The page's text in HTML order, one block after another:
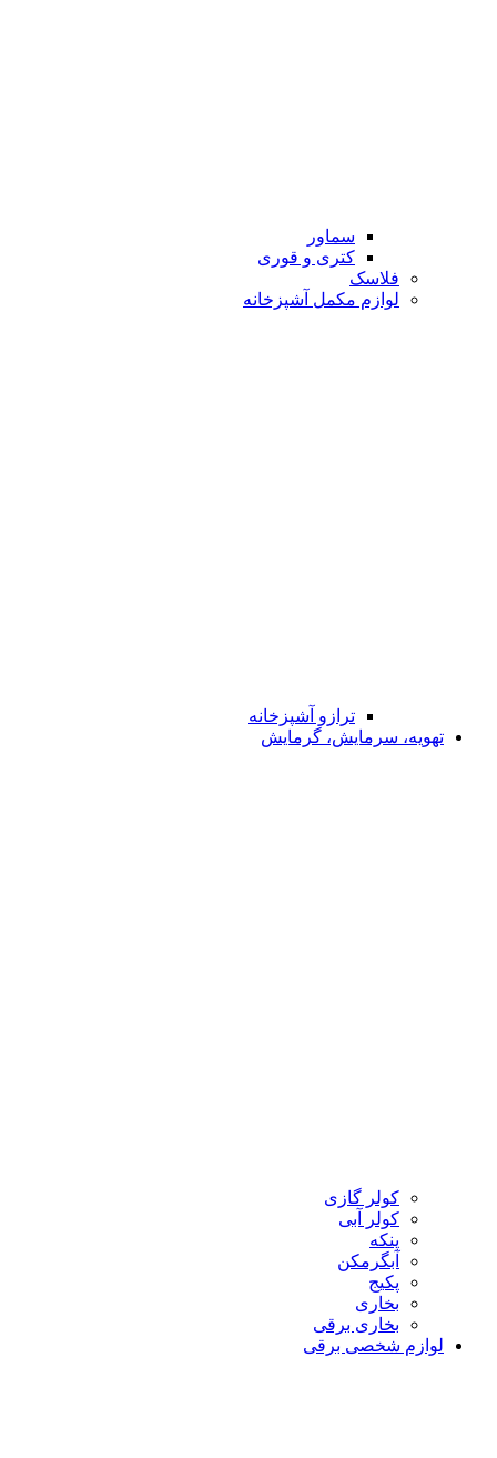
سماور
کتری و قوری
فلاسک
لوازم مکمل آشپزخانه
ترازو آشپزخانه
تهویه، سرمایش، گرمایش
کولر گازی
کولر آبی
پنکه
آبگرمکن
پکیج
بخاری
بخاری برقی
لوازم شخصی برقی